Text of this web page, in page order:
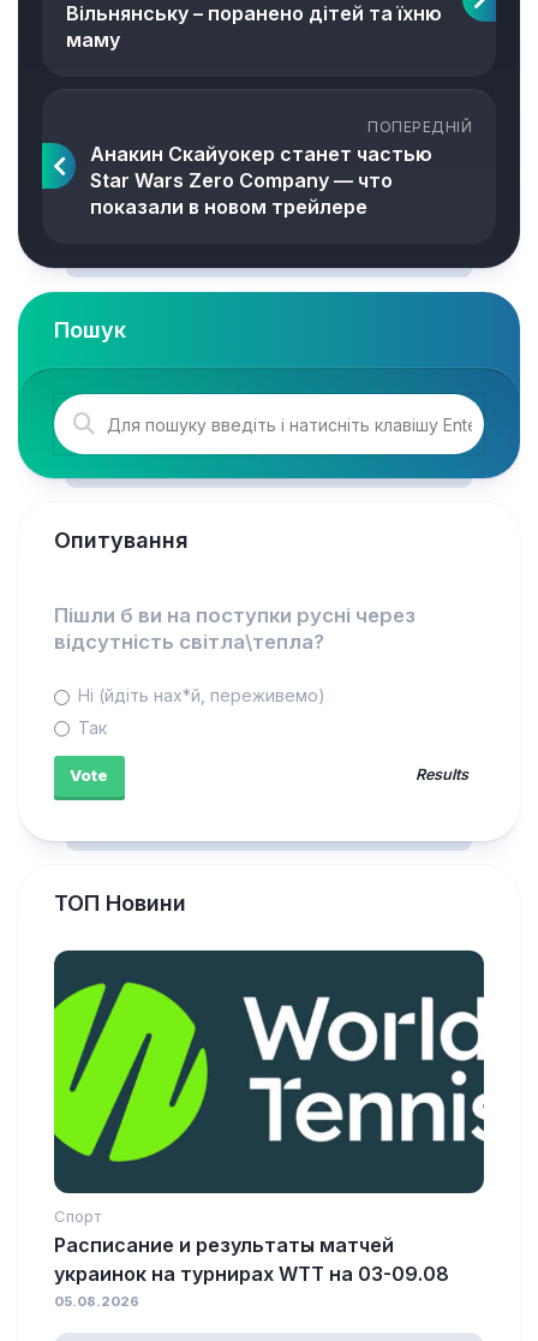
Вільнянську – поранено дітей та їхню
маму
ПОПЕРЕДНІЙ
Анакин Скайуокер станет частью
Star Wars Zero Company — что
показали в новом трейлере
Пошук
Опитування
Пішли б ви на поступки русні через
відсутність світла\тепла?
Ні (йдіть нах*й, переживемо)
Так
Results
ТОП Новини
Спорт
Расписание и результаты матчей
украинок на турнирах WTT на 03-09.08
05.08.2026